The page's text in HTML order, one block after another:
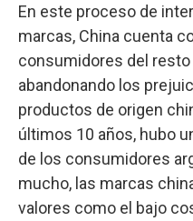
En este proceso de
marcas, China cuenta
consumidores del
abandonando los
productos de origen
últimos 10 años, hubo
de los consumidores
mucho, las marcas
valores como el bajo